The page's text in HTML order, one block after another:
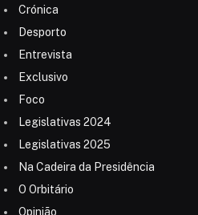
Crónica
Desporto
Entrevista
Exclusivo
Foco
Legislativas 2024
Legislativas 2025
Na Cadeira da Presidência
O Orbitário
Opinião